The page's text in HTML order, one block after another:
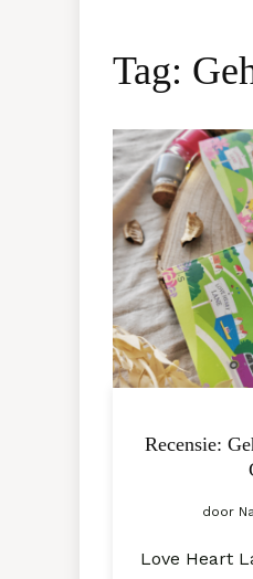
Tag:
Recensie:
door
Love Heart